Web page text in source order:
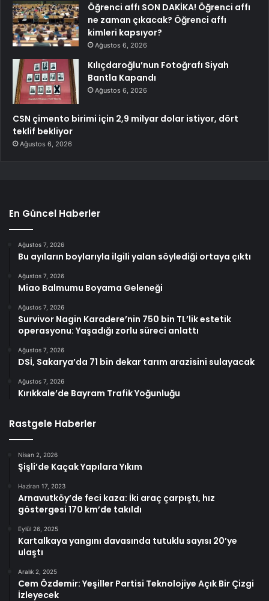
Öğrenci affı SON DAKİKA! Öğrenci affı
ne zaman çıkacak? Öğrenci affı
kimleri kapsıyor?
Ağustos 6, 2026
Kılıçdaroğlu’nun Fotoğrafı Siyah
Bantla Kapandı
Ağustos 6, 2026
CSN çimento birimi için 2,9 milyar dolar istiyor, dört
teklif bekliyor
Ağustos 6, 2026
En Güncel Haberler
Ağustos 7, 2026
Bu ayıların boylarıyla ilgili yalan söylediği ortaya çıktı
Ağustos 7, 2026
Miao Balmumu Boyama Geleneği
Ağustos 7, 2026
Survivor Nagin Karadere’nin 750 bin TL’lik estetik
operasyonu: Yaşadığı zorlu süreci anlattı
Ağustos 7, 2026
DSİ, Sakarya’da 71 bin dekar tarım arazisini sulayacak
Ağustos 7, 2026
Kırıkkale’de Bayram Trafik Yoğunluğu
Rastgele Haberler
Nisan 2, 2026
Şişli’de Kaçak Yapılara Yıkım
Haziran 17, 2023
Arnavutköy’de feci kaza: İki araç çarpıştı, hız
göstergesi 170 km’de takıldı
Eylül 26, 2025
Kartalkaya yangını davasında tutuklu sayısı 20’ye
ulaştı
Aralık 2, 2025
Cem Özdemir: Yeşiller Partisi Teknolojiye Açık Bir Çizgi
İzleyecek